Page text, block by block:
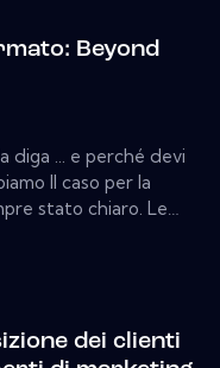
Beyond
diga ... e perché devi
Il caso per la
stato chiaro. Le…
dei clienti